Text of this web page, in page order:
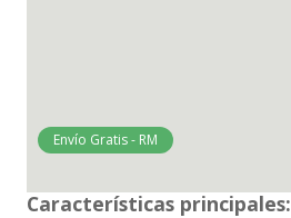
Envío Gratis - RM
Características principales: